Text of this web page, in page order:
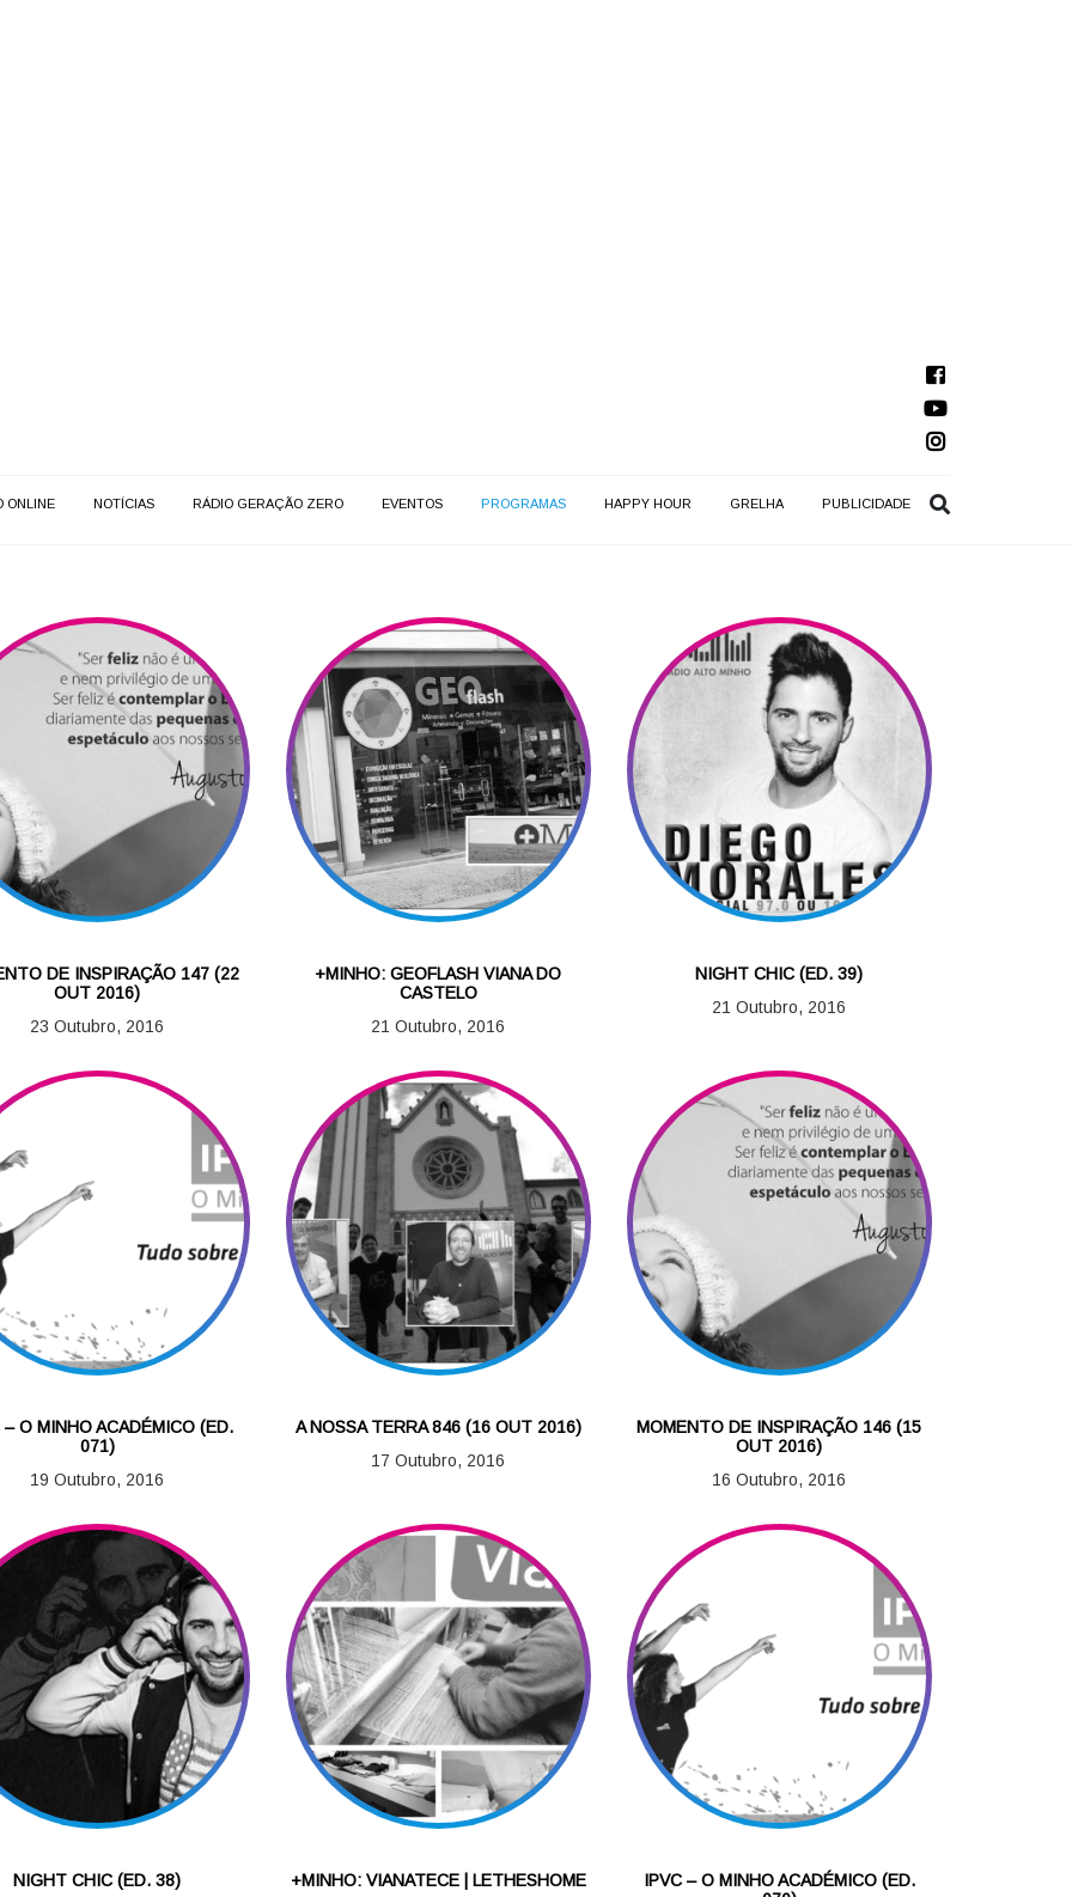
ONLINE NOTÍCIAS RÁDIO GERAÇÃO ZERO EVENTOS PROGRAMAS HAPPY HOUR GRELHA PUBLICIDADE
DE INSPIRAÇÃO 147 (22
OUT 2016)
23 Outubro, 2016
+MINHO: GEOFLASH VIANA DO
CASTELO
21 Outubro, 2016
NIGHT CHIC (ED. 39)
21 Outubro, 2016
– O MINHO ACADÉMICO (ED.
071)
19 Outubro, 2016
A NOSSA TERRA 846 (16 OUT 2016)
17 Outubro, 2016
MOMENTO DE INSPIRAÇÃO 146 (15
OUT 2016)
16 Outubro, 2016
NIGHT CHIC (ED. 38)
+MINHO: VIANATECE | LETHESHOME
IPVC – O MINHO ACADÉMICO (ED.